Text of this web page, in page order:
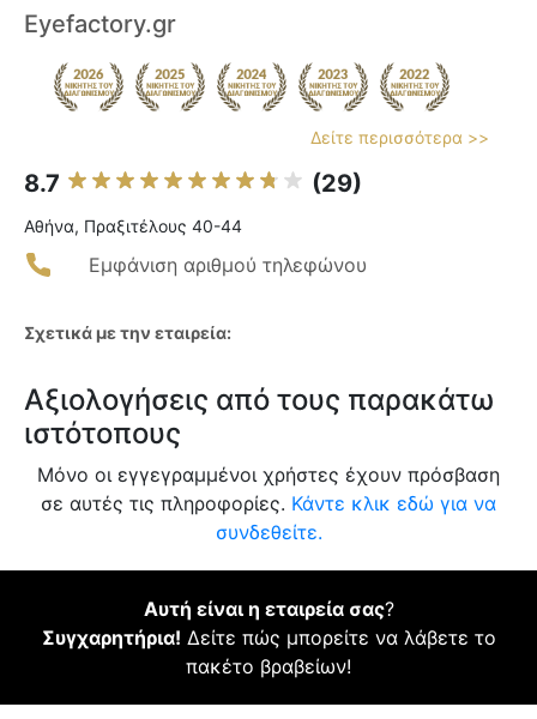
Eyefactory.gr
Δείτε περισσότερα >>
8.7 (29)
Αθήνα, Πραξιτέλους 40-44
Εμφάνιση αριθμού τηλεφώνου
Σχετικά με την εταιρεία:
Αξιολογήσεις από τους παρακάτω
ιστότοπους
Μόνο οι εγγεγραμμένοι χρήστες έχουν πρόσβαση
σε αυτές τις πληροφορίες. Κάντε κλικ εδώ για να
συνδεθείτε.
Αυτή είναι η εταιρεία σας?
Συγχαρητήρια! Δείτε πώς μπορείτε να λάβετε το
πακέτο βραβείων!